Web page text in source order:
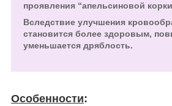
проявления “апельсиновой
Вследствие улучшения
становится более здоровым,
уменьшается дряблость.
Особенности: